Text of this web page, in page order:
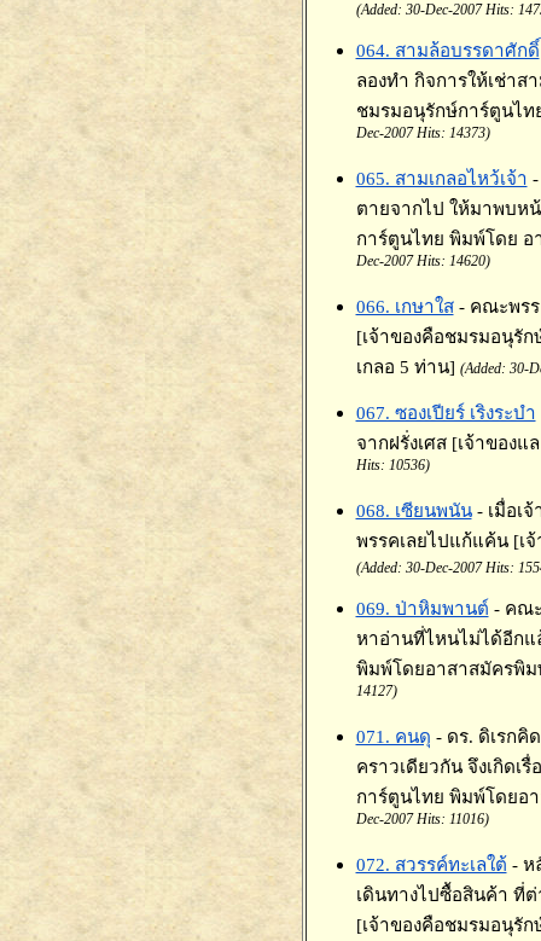
(Added: 30-Dec-2007 Hits:
064. สามล้อบรรดาศักดิ์
ลองทำ กิจการให้เช่าส
ชมรมอนุรักษ์การ์ตูนไท
Dec-2007 Hits: 14373)
065. สามเกลอไหว้เจ้า
ตายจากไป ให้มาพบห
การ์ตูนไทย พิมพ์โดย อ
Dec-2007 Hits: 14620)
066. เกษาใส - คณะพร
[เจ้าของคือชมรมอนุรั
เกลอ 5 ท่าน] (Added: 30-
067. ซองเปียร์ เริงระบำ
จากฝรั่งเศส [เจ้าของ
Hits: 10536)
068. เซียนพนัน - เมื่อเ
พรรคเลยไปแก้แค้น [เ
(Added: 30-Dec-2007 Hits:
069. ป่าหิมพานต์ - คณ
หาอ่านที่ไหนไม่ได้อีกแ
พิมพ์โดยอาสาสมัครพิ
14127)
071. คนดุ - ดร. ดิเรกคิ
คราวเดียวกัน จึงเกิดเ
การ์ตูนไทย พิมพ์โดยอ
Dec-2007 Hits: 11016)
072. สวรรค์ทะเลใต้ - ห
เดินทางไปซื้อสินค้า ที่ต่
[เจ้าของคือชมรมอนุรั